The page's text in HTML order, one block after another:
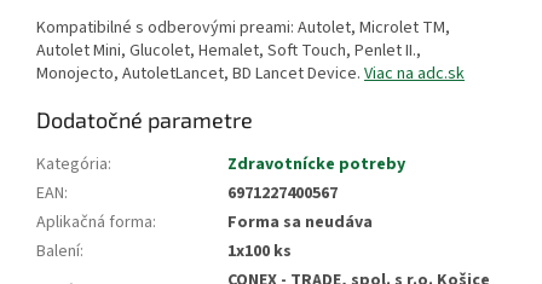
Kompatibilné s odberovými preami: Autolet, Microlet TM,
Autolet Mini, Glucolet, Hemalet, Soft Touch, Penlet II.,
Monojecto, AutoletLancet, BD Lancet Device. Viac na adc.sk
Dodatočné parametre
Kategória:
Zdravotnícke potreby
EAN:
6971227400567
Aplikačná forma:
Forma sa neudáva
Balení:
1x100 ks